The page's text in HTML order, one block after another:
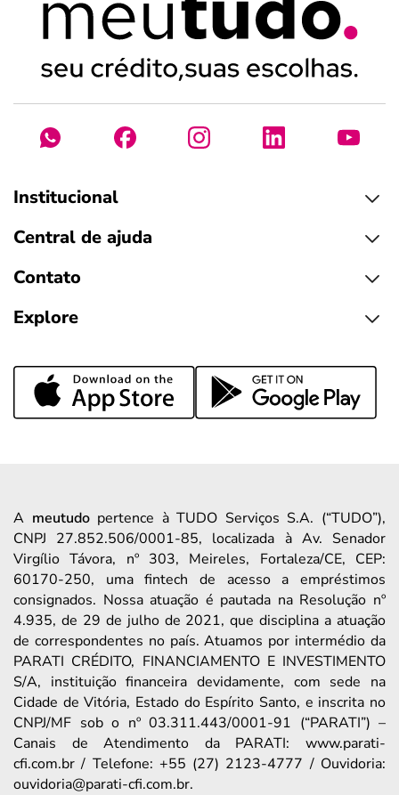
Institucional
Central de ajuda
Contato
Explore
A meutudopertence à TUDO Serviços S.A. (“TUDO”),
CNPJ 27.852.506/0001-85, localizada à Av. Senador
Virgílio Távora, nº 303, Meireles, Fortaleza/CE, CEP:
60170-250, uma fintech de acesso a empréstimos
consignados. Nossa atuação é pautada na Resolução nº
4.935, de 29 de julho de 2021, que disciplina a atuação
de correspondentes no país. Atuamos por intermédio da
PARATI CRÉDITO, FINANCIAMENTO E INVESTIMENTO
S/A, instituição financeira devidamente, com sede na
Cidade de Vitória, Estado do Espírito Santo, e inscrita no
CNPJ/MF sob o nº 03.311.443/0001-91 (“PARATI”) –
Canais de Atendimento da PARATI: www.parati-
cfi.com.br / Telefone: +55 (27) 2123-4777 / Ouvidoria:
ouvidoria@parati-cfi.com.br.